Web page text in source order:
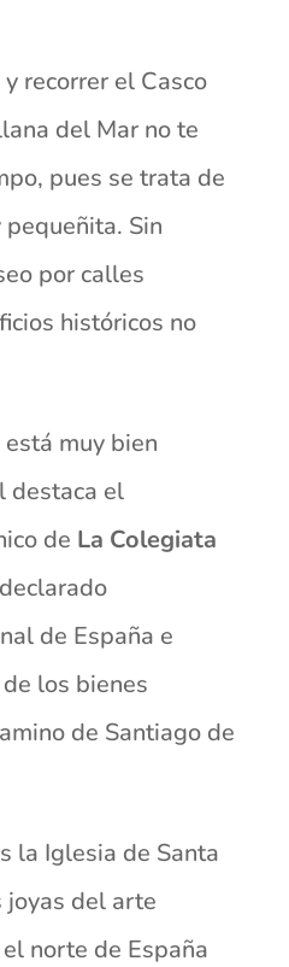
recorrer el Casco
del Mar no te
pues se trata de
Sin
por calles
históricos no
muy bien
destaca el
de La Colegiata
de España e
los bienes
de Santiago de
la Iglesia de Santa
joyas del arte
norte de España